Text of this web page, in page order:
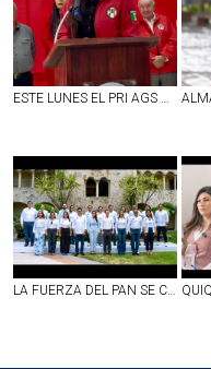
ESTE LUNES EL PRI AGS RECIBIRÁ FÓRMULAS DE ASPIRANTES A LA PRESIDENCIA Y SECRETARÍA GENERAL DEL CDE: LESLIE ATILANO
LA FUERZA DEL PAN SE CONSOLIDA Y EL GPPAN REFRENDA LA UNIDAD Y ENTEREZA PARA AFRONTAR LOS RETOS DE AGUASCALIENTES